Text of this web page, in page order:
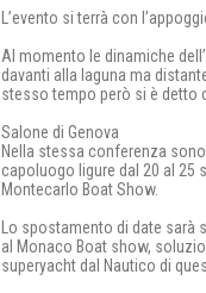
L’evento si terrà con
Al momento le dinamiche
davanti alla laguna ma
stesso tempo però si è detto
Salone di Genova
Nella stessa conferenza
capoluogo ligure dal 20 al 25
Montecarlo Boat Show.
Lo spostamento di date
al Monaco Boat show,
superyacht dal Nautico di